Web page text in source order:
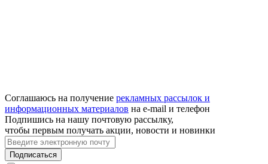
Соглашаюсь на получение рекламных рассылок и
информационных материалов на e‑mail и телефон
Подпишись на нашу почтовую рассылку,
чтобы первым получать акции, новости и новинки
Подписаться